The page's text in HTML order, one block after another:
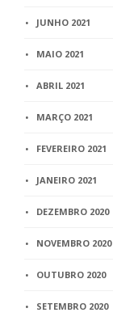
JUNHO 2021
MAIO 2021
ABRIL 2021
MARÇO 2021
FEVEREIRO 2021
JANEIRO 2021
DEZEMBRO 2020
NOVEMBRO 2020
OUTUBRO 2020
SETEMBRO 2020